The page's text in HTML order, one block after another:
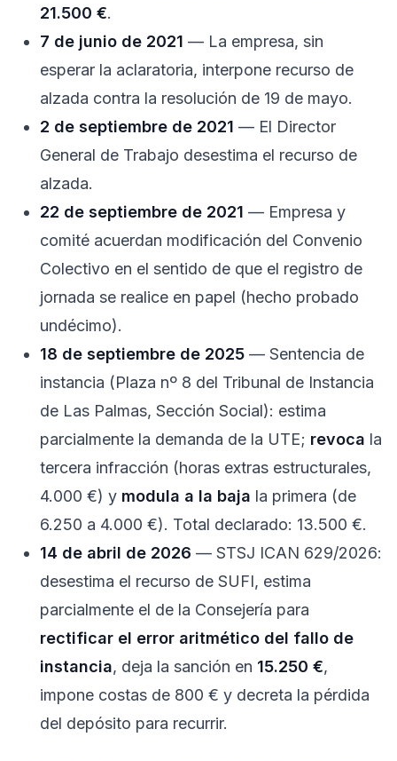
21.500 €.
7 de junio de 2021 — La empresa, sin
esperar la aclaratoria, interpone recurso de
alzada contra la resolución de 19 de mayo.
2 de septiembre de 2021 — El Director
General de Trabajo desestima el recurso de
alzada.
22 de septiembre de 2021 — Empresa y
comité acuerdan modificación del Convenio
Colectivo en el sentido de que el registro de
jornada se realice en papel (hecho probado
undécimo).
18 de septiembre de 2025 — Sentencia de
instancia (Plaza nº 8 del Tribunal de Instancia
de Las Palmas, Sección Social): estima
parcialmente la demanda de la UTE; revoca la
tercera infracción (horas extras estructurales,
4.000 €) y modula a la baja la primera (de
6.250 a 4.000 €). Total declarado: 13.500 €.
14 de abril de 2026 — STSJ ICAN 629/2026:
desestima el recurso de SUFI, estima
parcialmente el de la Consejería para
rectificar el error aritmético del fallo de
instancia, deja la sanción en 15.250 €,
impone costas de 800 € y decreta la pérdida
del depósito para recurrir.